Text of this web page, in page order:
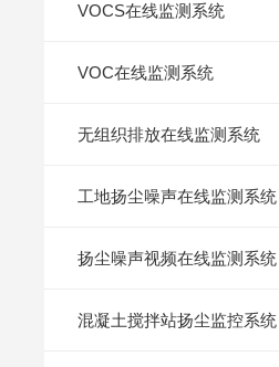
VOCS在线监测系统
VOC在线监测系统
无组织排放在线监测系统
工地扬尘噪声在线监测系统
扬尘噪声视频在线监测系统
混凝土搅拌站扬尘监控系统